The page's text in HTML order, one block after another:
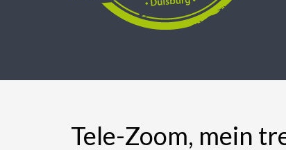
Tele-Zoom, mein